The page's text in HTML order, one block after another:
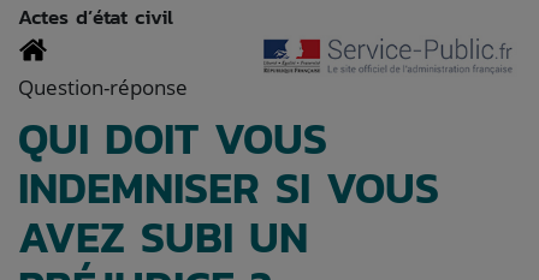
Actes d’état civil
Question-réponse
QUI DOIT VOUS
INDEMNISER SI VOUS
AVEZ SUBI UN